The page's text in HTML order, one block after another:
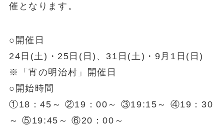
催となります。
○開催日
24日(土)・25日(日)、31日(土)・9月1日(日)
※「宵の明治村」開催日
○開始時間
①18：45～ ②19：00～ ③19:15～ ④19：30
～ ⑤19:45～ ⑥20：00～